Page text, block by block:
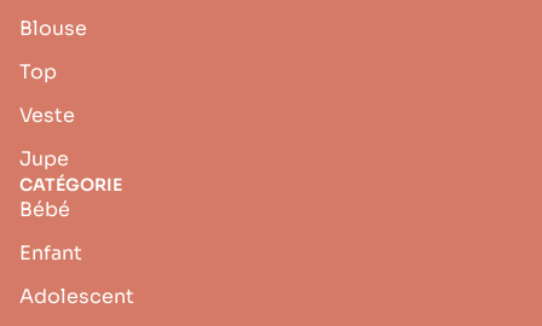
Blouse
Top
Veste
Jupe
CATÉGORIE
Bébé
Enfant
Adolescent